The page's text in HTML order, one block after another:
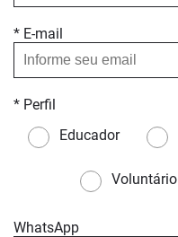
* E-mail
* Perfil
Educador
Voluntário
WhatsApp